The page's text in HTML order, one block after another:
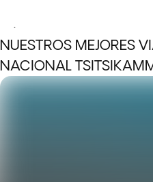
.
NUESTROS MEJORES
NACIONAL